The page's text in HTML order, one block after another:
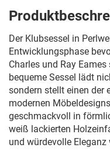
Der Klubsessel in
Entwicklungsphase
Charles und Ray
bequeme Sessel lädt
sondern stellt einen der
modernen
geschmackvoll in
weiß lackierten
und würdevolle Eleganz